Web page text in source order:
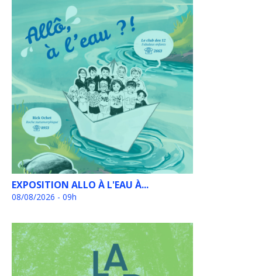
EXPOSITION ALLO À L'EAU À...
08/08/2026 - 09h